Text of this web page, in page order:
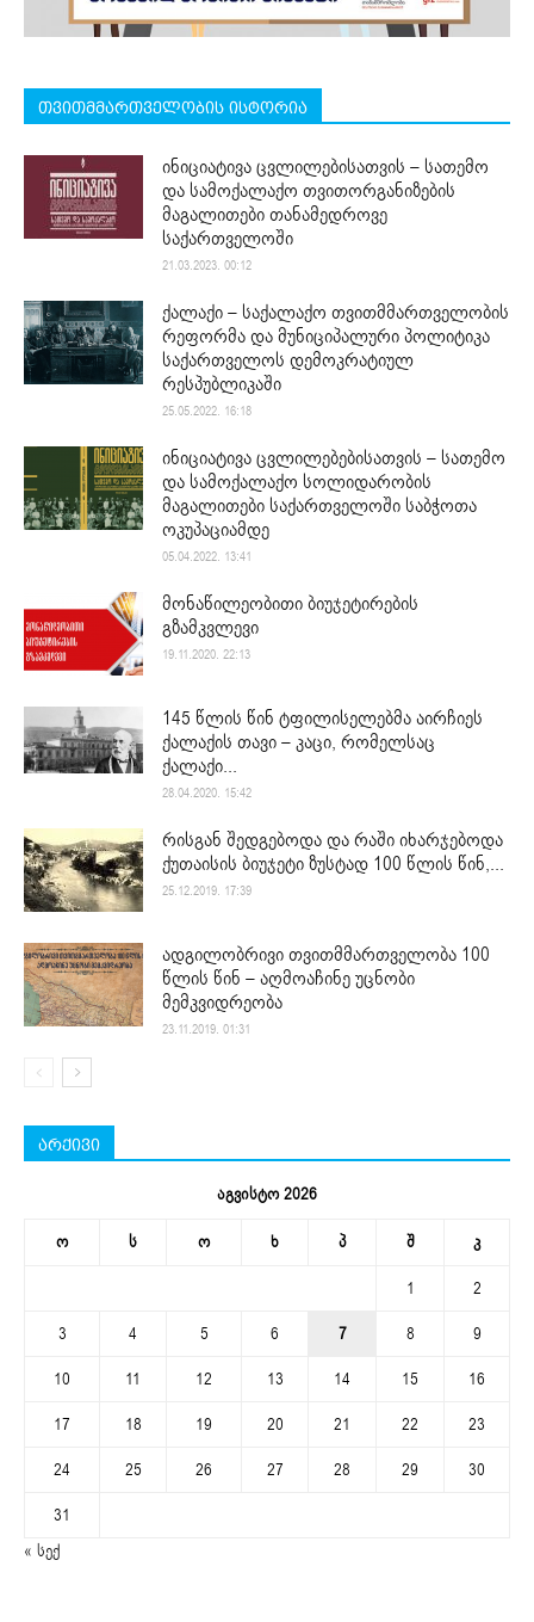
თვითმმართველობის ისტორია
ინიციატივა ცვლილებისათვის – სათემო
და სამოქალაქო თვითორგანიზების
მაგალითები თანამედროვე
საქართველოში
21.03.2023. 00:12
ქალაქი – საქალაქო თვითმმართველობის
რეფორმა და მუნიციპალური პოლიტიკა
საქართველოს დემოკრატიულ
რესპუბლიკაში
25.05.2022. 16:18
ინიციატივა ცვლილებებისათვის – სათემო
და სამოქალაქო სოლიდარობის
მაგალითები საქართველოში საბჭოთა
ოკუპაციამდე
05.04.2022. 13:41
მონაწილეობითი ბიუჯეტირების
გზამკვლევი
19.11.2020. 22:13
145 წლის წინ ტფილისელებმა აირჩიეს
ქალაქის თავი – კაცი, რომელსაც
ქალაქი...
28.04.2020. 15:42
რისგან შედგებოდა და რაში იხარჯებოდა
ქუთაისის ბიუჯეტი ზუსტად 100 წლის წინ,...
25.12.2019. 17:39
ადგილობრივი თვითმმართველობა 100
წლის წინ – აღმოაჩინე უცნობი
მემკვიდრეობა
23.11.2019. 01:31
არქივი
აგვისტო 2026
ო ს ო ხ პ შ კ
1
2
3
4 5 6 7 8
9
10
11 12 13 14 15
16
17
18 19 20 21 22
23
24
25 26 27 28 29
30
31
« სექ